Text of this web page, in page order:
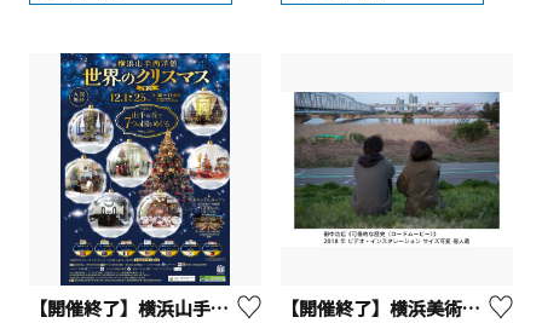
【開催終了】横浜山手西洋館 世界のクリスマス2025 【開催終了】横浜美術館リニューアルオープン記念展「いつもとなりにいるから 日本と韓国、アートの80年」